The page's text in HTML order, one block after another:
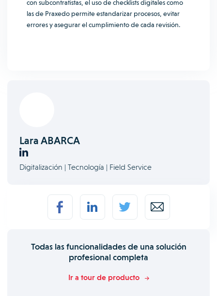
con subcontratistas, el uso de checklists digitales como
las de Praxedo permite estandarizar procesos, evitar
errores y asegurar el cumplimiento de cada revisión.
Lara ABARCA
Digitalización | Tecnología | Field Service
Todas las funcionalidades de una solución
profesional completa
Ir a tour de producto